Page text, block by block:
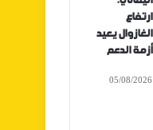
ارتفاع
الغازوال يعيد
أزمة الدعم
05/08/2026